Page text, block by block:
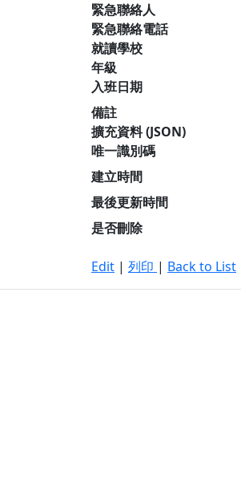
緊急聯絡人
緊急聯絡電話
就讀學校
年級
入班日期
備註
擴充資料 (JSON)
唯一識別碼
建立時間
最後更新時間
是否刪除
Edit | 列印 | Back to List